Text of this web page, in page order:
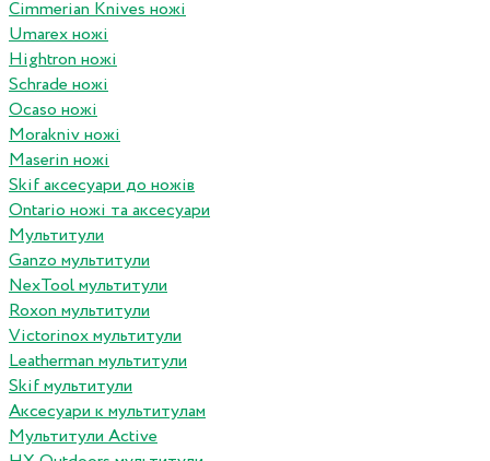
Cimmerian Knives ножі
Umarex ножі
Hightron ножі
Schrade ножі
Ocaso ножі
Morakniv ножі
Maserin ножі
Skif аксесуари до ножів
Ontario ножі та аксесуари
Мультитули
Ganzo мультитули
NexTool мультитули
Roxon мультитули
Victorinox мультитули
Leatherman мультитули
Skif мультитули
Аксесуари к мультитулам
Мультитули Active